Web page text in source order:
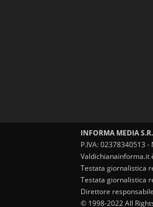
INFORMA MEDIA
P.IVA: 02378340513
Valdichianainforma.it
Testata giornalistica
Testata giornalistica
Direttore
© 1998-2022 All